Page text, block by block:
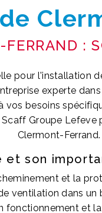
:
pour l'installation
experte
vos besoins
Groupe
Clermont-Ferrand.
son
et la
ventilation dans
fonctionnement et